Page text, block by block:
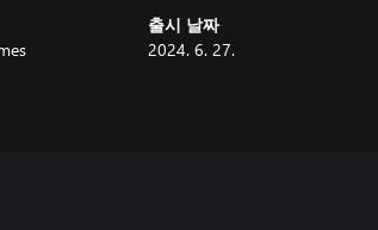
출시 날짜
2024. 6. 27.